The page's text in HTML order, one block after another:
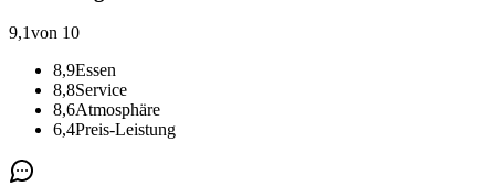
9,1von 10
8,9Essen
8,8Service
8,6Atmosphäre
6,4Preis-Leistung